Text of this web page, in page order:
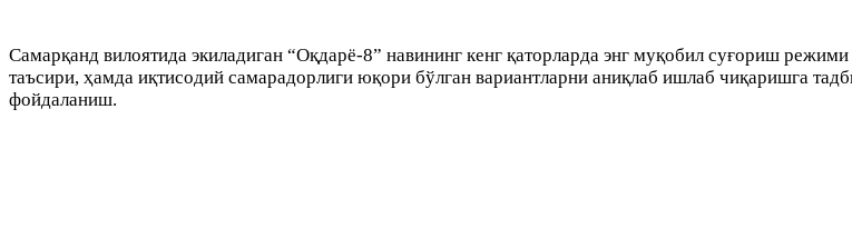
Самарқанд вилоятида экиладиган “Оқдарё-8” навининг кенг қаторларда энг муқобил суғориш
таъсири, ҳамда иқтисодий самарадорлиги юқори бўлган вариантларни аниқлаб ишлаб чиқаришга
фойдаланиш.